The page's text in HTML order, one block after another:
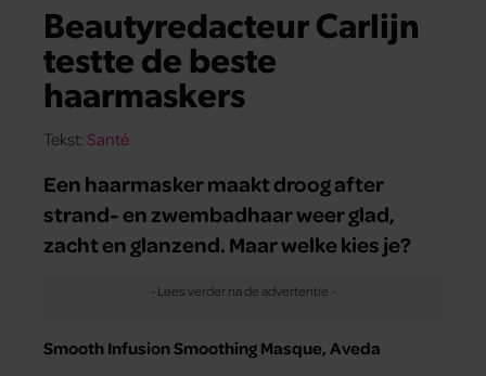
Beautyredacteur Carlijn
testte de beste
haarmaskers
Tekst: Santé
Een haarmasker maakt droog after
strand- en zwembadhaar weer glad,
zacht en glanzend. Maar welke kies je?
Smooth Infusion Smoothing Masque, Aveda